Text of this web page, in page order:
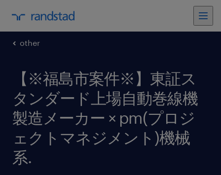
other
【※福島市案件※】東証ス
タンダード上場自動巻線機
製造メーカー × pm(プロジ
ェクトマネジメント)機械
系.